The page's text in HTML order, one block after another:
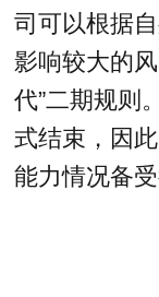
司可以根据
影响较大的
代”二期规则
式结束，因
能力情况备受